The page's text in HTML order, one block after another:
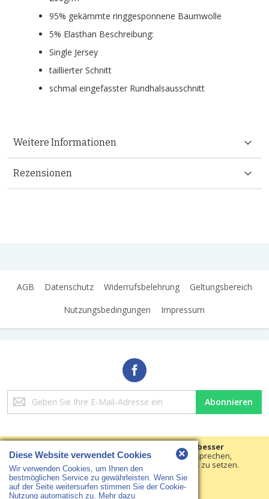
Wir verwenden Cookies, um Ihre Erfahrungen besser
machen. Um der neuen e-Privacy-Richtlinie zu entsprechen,
müssen wir um Ihre Zustimmung bitten, die Cookies zu setzen.
Erfahren Sie mehr.
Cookies setzen
95% gekämmte ringgesponnene Baumwolle
5% Elasthan Beschreibung:
Single Jersey
taillierter Schnitt
schmal eingefasster Rundhalsausschnitt
Weitere Informationen
Rezensionen
AGB Datenschutz Widerrufsbelehrung
Geltungsbereich
Nutzungsbedingungen
Impressum
Melden
Sie
unseren
Newsletter
an:
Abonnieren
Copyright © 2018 HS Arbeitsschutz · Alle Rechte vorbehalten
Diese Website verwendet Cookies
Wir verwenden Cookies, um Ihnen den
bestmöglichen Service zu gewährleisten. Wenn Sie
auf der Seite weitersurfen stimmen Sie der Cookie-
Nutzung automatisch zu. Mehr dazu
×